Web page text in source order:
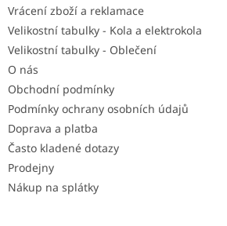
Vrácení zboží a reklamace
Velikostní tabulky - Kola a elektrokola
Velikostní tabulky - Oblečení
O nás
Obchodní podmínky
Podmínky ochrany osobních údajů
Doprava a platba
Často kladené dotazy
Prodejny
Nákup na splátky